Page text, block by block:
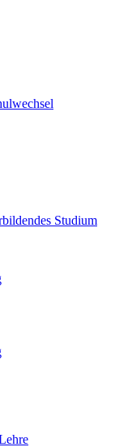
Studium